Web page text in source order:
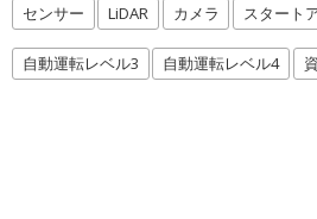
センサー LiDAR カメラ スタート
自動運転レベル3 自動運転レベル4